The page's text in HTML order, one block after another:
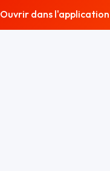
Ouvrir dans l'application